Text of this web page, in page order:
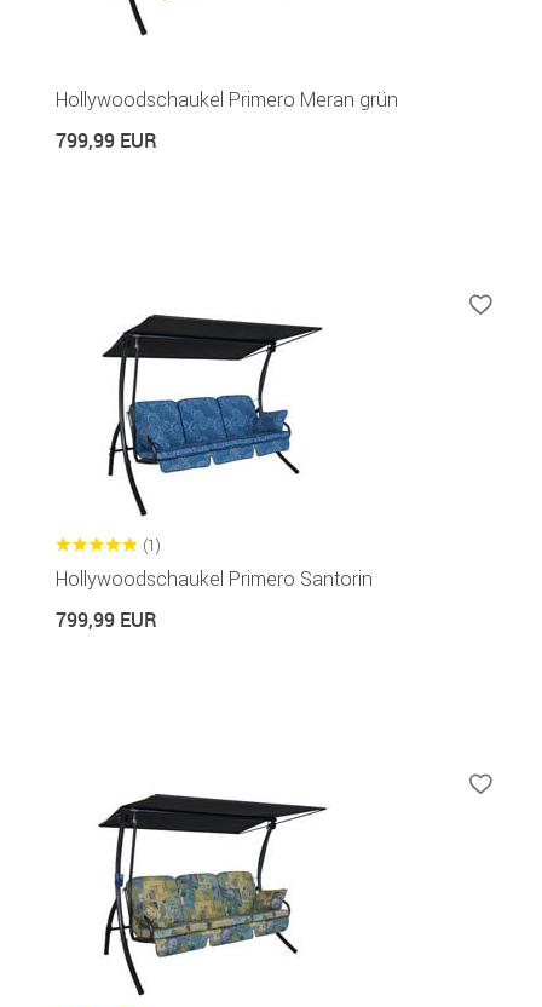
Hollywoodschaukel Primero Meran grün
799,99 EUR
(1)
Hollywoodschaukel Primero Santorin
799,99 EUR